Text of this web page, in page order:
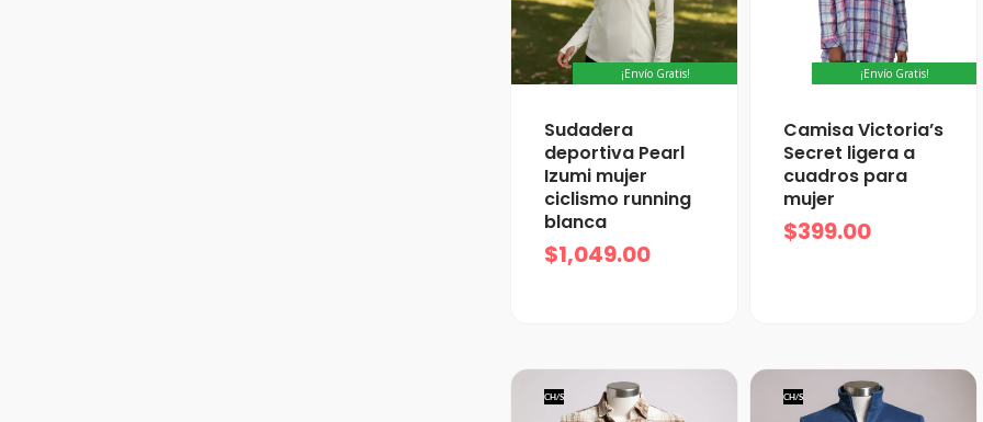
¡Envío Gratis!
Sudadera
deportiva Pearl
Izumi mujer
ciclismo running
blanca
$1,049.00
¡Envío Gratis!
Camisa Victoria’s
Secret ligera a
cuadros para
mujer
$399.00
CH/S CH/S